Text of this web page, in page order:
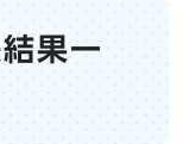
果一